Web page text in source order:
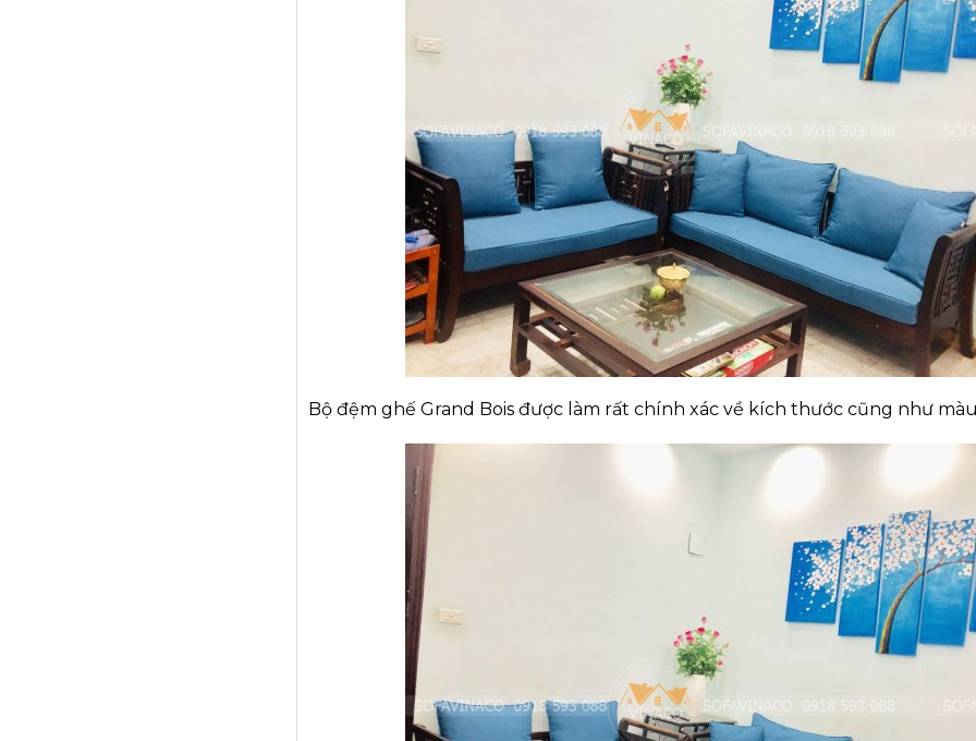
Bộ đệm ghế Grand Bois được làm rất chính xác về kích thước cũng như